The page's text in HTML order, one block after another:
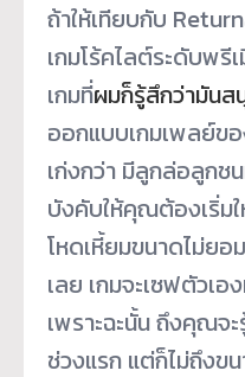
ถ้าให้เทียบกับ
เกมโร้คไลต์ระดับพรี
เกมที่ผมก็รู้สึกว่ามันส
ออกแบบเกมเพลย์ข
เก่งกว่า มีลูกล่อลูกช
บังคับให้คุณต้องเริ่ม
โหดเหี้ยมขนาดไม่ยอ
เลย เกมจะเซฟตัวเ
เพราะฉะนั้น ถึงคุณจ
ช่วงแรก แต่ก็ไม่ถึงข